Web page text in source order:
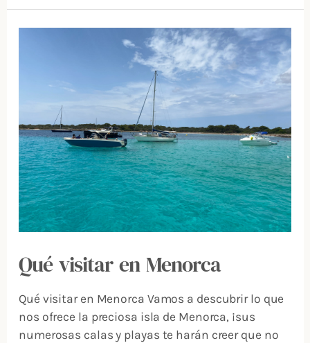
Qué visitar en Menorca
Qué visitar en Menorca Vamos a descubrir lo que
nos ofrece la preciosa isla de Menorca, ¡sus
numerosas calas y playas te harán creer que no
QUÉ